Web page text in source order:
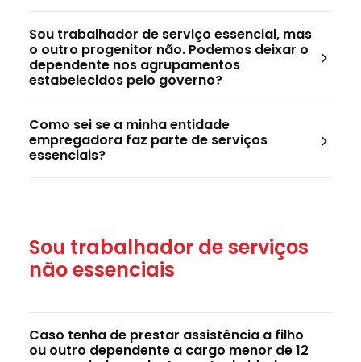
Sou trabalhador de serviço essencial, mas
o outro progenitor não. Podemos deixar o
dependente nos agrupamentos
estabelecidos pelo governo?
Como sei se a minha entidade
empregadora faz parte de serviços
essenciais?
Sou trabalhador de serviços
não essenciais
Caso tenha de prestar assistência a filho
ou outro dependente a cargo menor de 12